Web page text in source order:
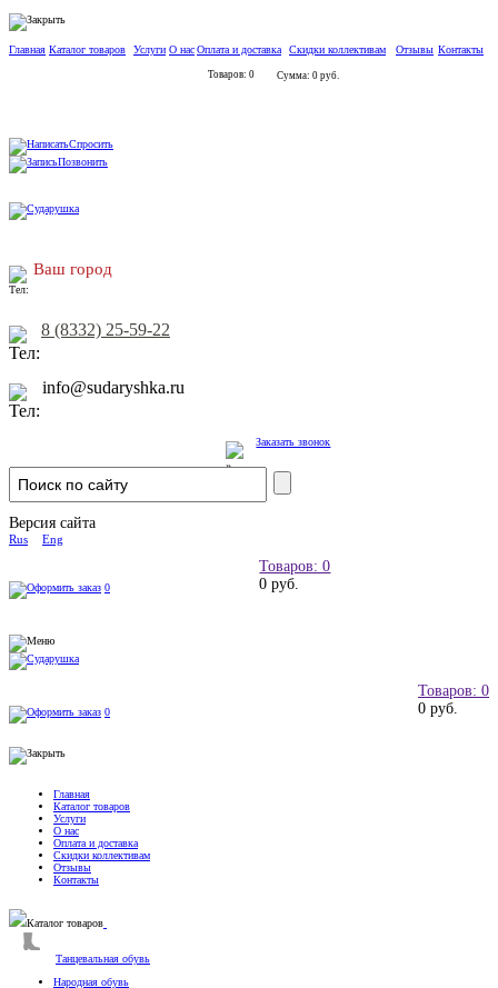
Главная Каталог товаров Услуги О насОплата и доставка Скидки коллективам Отзывы Контакты
Товаров: 0 Сумма: 0 руб.
Спросить
Позвонить
Ваш город
8 (8332) 25-59-22
info@sudaryshka.ru
Заказать звонок
Версия сайта
Rus Eng
Товаров: 0
0 руб.
0
Товаров: 0
0 руб.
0
Главная
Каталог товаров
Услуги
О нас
Оплата и доставка
Скидки коллективам
Отзывы
Контакты
Каталог товаров
Танцевальная обувь
Народная обувь